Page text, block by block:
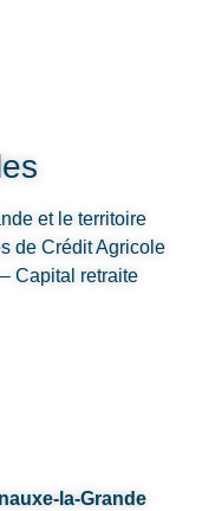
et le territoire
de Crédit Agricole
Capital retraite
la-Grande